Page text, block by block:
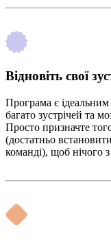
Відновіть свої
Програма є
багато зустрічей та
Просто призначте
(достатньо
команді), щоб нічого